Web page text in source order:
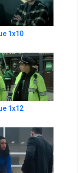
1x10
1x12